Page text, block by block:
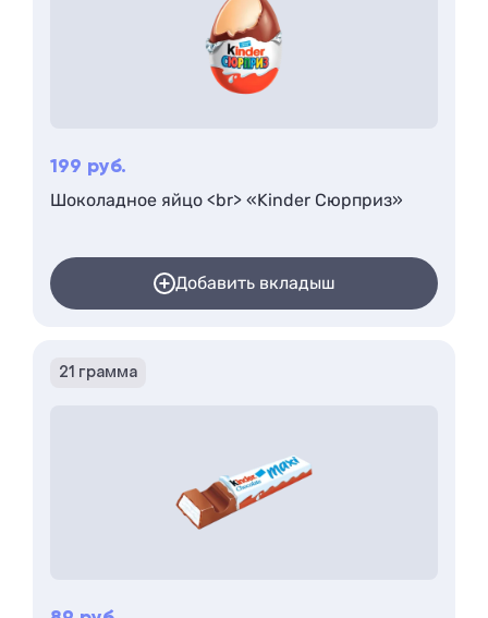
199 руб.
Шоколадное яйцо <br> «Kinder Сюрприз»
Добавить вкладыш
21 грамма